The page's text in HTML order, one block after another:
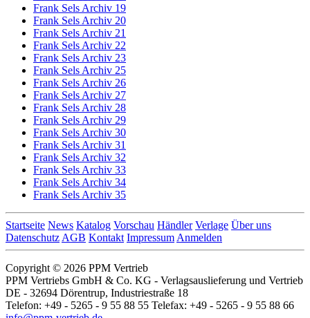
Frank Sels Archiv 19
Frank Sels Archiv 20
Frank Sels Archiv 21
Frank Sels Archiv 22
Frank Sels Archiv 23
Frank Sels Archiv 25
Frank Sels Archiv 26
Frank Sels Archiv 27
Frank Sels Archiv 28
Frank Sels Archiv 29
Frank Sels Archiv 30
Frank Sels Archiv 31
Frank Sels Archiv 32
Frank Sels Archiv 33
Frank Sels Archiv 34
Frank Sels Archiv 35
Startseite News Katalog Vorschau Händler Verlage Über uns
Datenschutz AGB Kontakt Impressum Anmelden
Copyright © 2026 PPM Vertrieb
PPM Vertriebs GmbH & Co. KG - Verlagsauslieferung und Vertrieb
DE - 32694 Dörentrup, Industriestraße 18
Telefon: +49 - 5265 - 9 55 88 55 Telefax: +49 - 5265 - 9 55 88 66